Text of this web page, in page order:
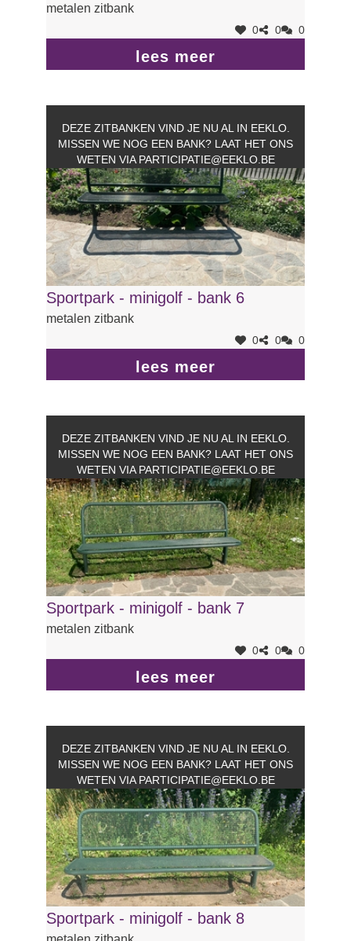
metalen zitbank
0 0 0
lees meer
DEZE ZITBANKEN VIND JE NU AL IN EEKLO.
MISSEN WE NOG EEN BANK? LAAT HET ONS
WETEN VIA PARTICIPATIE@EEKLO.BE
Sportpark - minigolf - bank 6
metalen zitbank
0 0 0
lees meer
DEZE ZITBANKEN VIND JE NU AL IN EEKLO.
MISSEN WE NOG EEN BANK? LAAT HET ONS
WETEN VIA PARTICIPATIE@EEKLO.BE
Sportpark - minigolf - bank 7
metalen zitbank
0 0 0
lees meer
DEZE ZITBANKEN VIND JE NU AL IN EEKLO.
MISSEN WE NOG EEN BANK? LAAT HET ONS
WETEN VIA PARTICIPATIE@EEKLO.BE
Sportpark - minigolf - bank 8